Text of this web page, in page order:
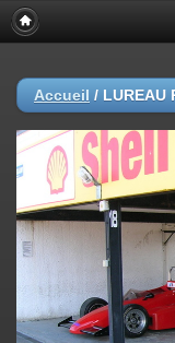
Accueil / LUREAU